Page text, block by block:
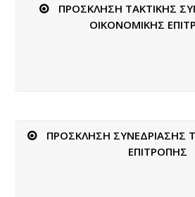
ΠΡΟΣΚΛΗΣΗ ΤΑΚΤΙΚΗΣ
ΟΙΚΟΝΟΜΙΚΗΣ
ΠΡΟΣΚΛΗΣΗ ΣΥΝΕΔΡΙΑΣΗΣ
ΕΠΙΤΡΟΠΗΣ